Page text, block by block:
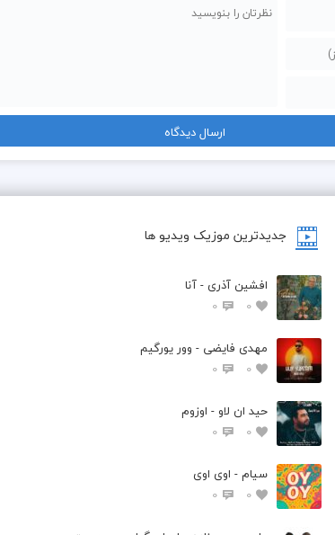
جدیدترین موزیک ویدیو ها
افشین آذری - آنا
0
0
مهدی فایضی - وور یورگیم
0
0
حید ان لاو - اوزوم
0
0
سیام - اوی اوی
0
0